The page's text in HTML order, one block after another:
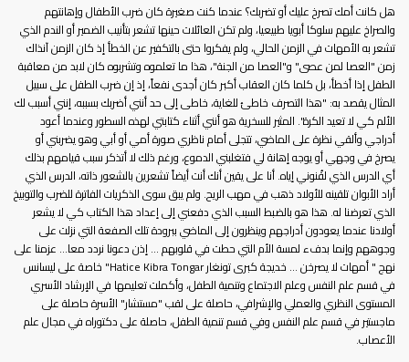
هل كانت أمك تصرخ عليك أو تضربك؟ عندما كنت صغيرة كان ضرب الأطفال وإهانتهم
والصراخ عليهم سلوكا أبويا طبيعيا، ولم تكن العائلات حينها تشعر بتأنيب الضمير أو الندم الذي
تشعر به الأمهات في الزمن الحالي، ولم يفكروا حتى بالتكفير عن الخطأ إذ كان الزمن آنذاك
زمن "العصا لمن عصى" و"العصا من الجنة"، هذا ما تعلموه وتشربوه كان لابد من معاقبة
الطفل إذا أخطأ، بل كلما كان العقاب أكبر كان أجدى نفعاً، إذ إن ضرب الطفل على سبيل
المثال يقصد به: "هذا التصرف خاطئ للغاية، خاطى إلى حد أنني أضربك بسببه، إنني أسبب لك
الألم كي لا تعيد الكرة". المثير للسخرية هو أنني أثناء كتابتي لهذه السطور وعندما أعود
أدراجي وألقي نظرة على الماضي، تتجلى أمام ناظري صورة أمي أو أبي وهو يضربني أو
يصرخ في وجهي أو يوجه إهانة لي فتغلبني الدموع، ورغم ذلك لا أتذكر سبب قيامهم بذلك
أي الدرس الذي لقُنوني إياه. أنا على يقين أنك أنت أيضاً تشعرين بالشعور ذاته، الدرس الذي
أراد الأبوان تلقينه للأولاد ذهب في مهب الريح. ولم يبق سوى الذكريات الفاترة للضرب والتوبيخ
الذي تعرضنا له. هذا هو بالضبط السبب الذي دفعني إلى إعداد هذا الكتاب كي لا يشعر
أولادنا عندما يعودون أدراجهم وينظرون إلى الماضي ببرودة تلك الصفعة التي نزلت على
وجوههم وإنما بدفء لمسة الأم التي حطت في قلوبهم ... إذن دعونا نردد معا... عزمنا على
نهج " أمهات لا يصرخن ... خديجة كبرى تونغار Hatice Kibra Tongar" خاصة على ليسانس
في قسم علم النفس وعلم الاجتماع وتنمية الطفل، وأكملت تعليمها في الإرشاد الأسري
المستوى النظري والعملي والإشرافي، حاصلة على لقب "مستشار" الأسرة حاصلة على
ماجستير في قسم علم النفس وفي قسم تنمية الطفل، حاصلة على دكتوراه في مجال علم
الأعصاب.